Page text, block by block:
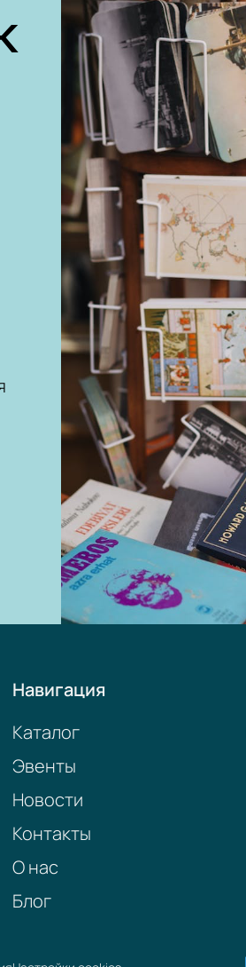
Навигация
Каталог
Эвенты
Новости
Контакты
О нас
Блог